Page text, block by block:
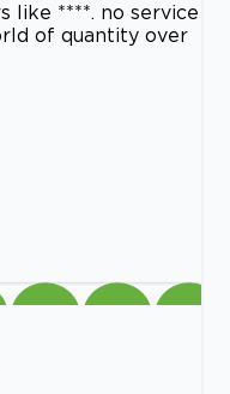
like ****. no service
of quantity over